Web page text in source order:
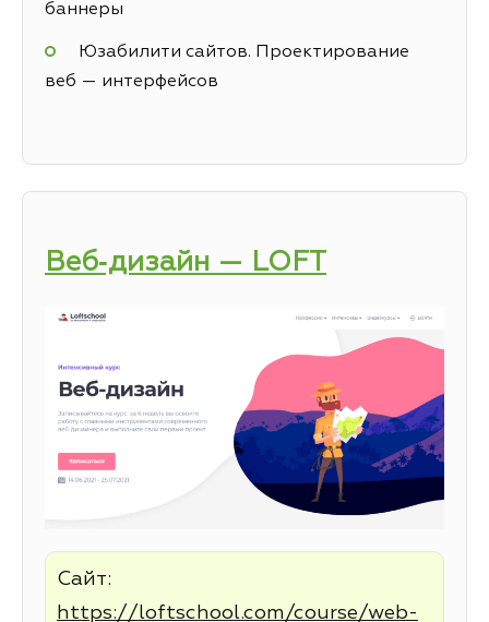
баннеры
Юзабилити сайтов. Проектирование
веб — интерфейсов
Веб‑дизайн — LOFT
Сайт:
https://loftschool.com/course/web-